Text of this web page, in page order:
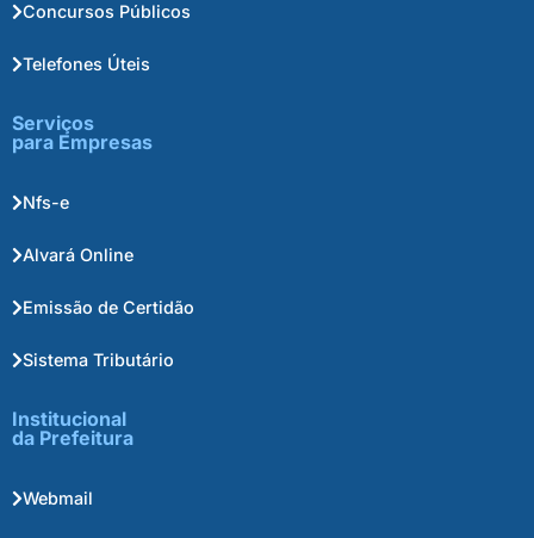
Concursos Públicos
Telefones Úteis
Serviços
para Empresas
Nfs-e
Alvará Online
Emissão de Certidão
Sistema Tributário
Institucional
da Prefeitura
Webmail